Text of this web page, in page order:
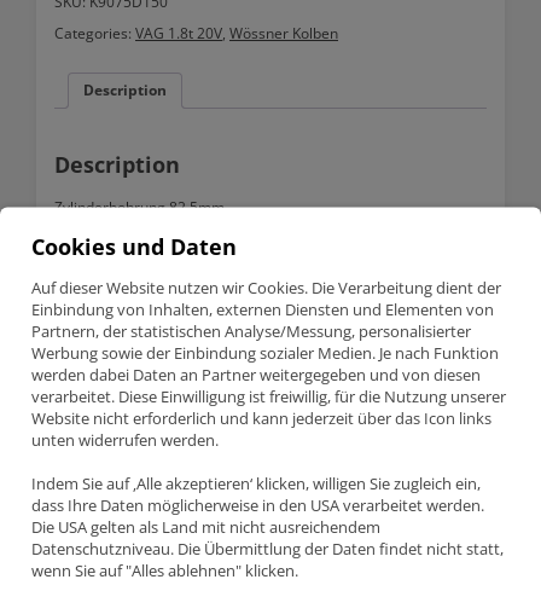
82.50mm
8,5:1
Categories: VAG 1.8t 20V, Wössner Kolben
Description
Description
Zylinderbohrung 82,5mm
Stroke 86,4 mm
Kompressionshöhe 32,7mm
Gewicht 282g
Kolbenbolzen 20mm
Passend für VAG 1.8t 20v Turbo
Motorcode AVC,ANB,AWU,AEB,APP,ARY,AUQ,…….
Geschmiedete Wössner Hochleistungskolben
Geschmiedetes 4032-T6 Material
Lieferumfang
4 Kolben
Cookies und Daten
Auf dieser Website nutzen wir Cookies. Die Verarbeitung dient der
Einbindung von Inhalten, externen Diensten und Elementen von
Partnern, der statistischen Analyse/Messung, personalisierter
Werbung sowie der Einbindung sozialer Medien. Je nach Funktion
werden dabei Daten an Partner weitergegeben und von diesen
verarbeitet. Diese Einwilligung ist freiwillig, für die Nutzung unserer
Website nicht erforderlich und kann jederzeit über das Icon links
unten widerrufen werden.
Indem Sie auf ‚Alle akzeptieren‘ klicken, willigen Sie zugleich ein,
dass Ihre Daten möglicherweise in den USA verarbeitet werden.
Die USA gelten als Land mit nicht ausreichendem
Datenschutzniveau. Die Übermittlung der Daten findet nicht statt,
wenn Sie auf "Alles ablehnen" klicken.